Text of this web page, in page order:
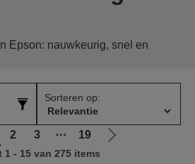
Epson: nauwkeurig, snel en
Sorteren op:
2 3 ⋯ 19
Ga
1 - 15 van 275 items